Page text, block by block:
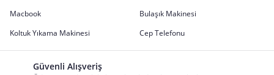
Macbook
Bulaşık Makinesi
Koltuk Yıkama Makinesi
Cep Telefonu
Güvenli Alışveriş